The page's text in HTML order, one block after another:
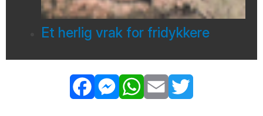
Et herlig vrak for fridykkere